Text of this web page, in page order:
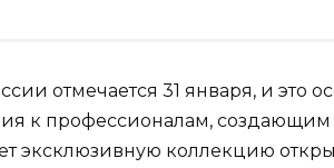
отмечается 31 января, и это
к профессионалам,
эксклюзивную коллекцию